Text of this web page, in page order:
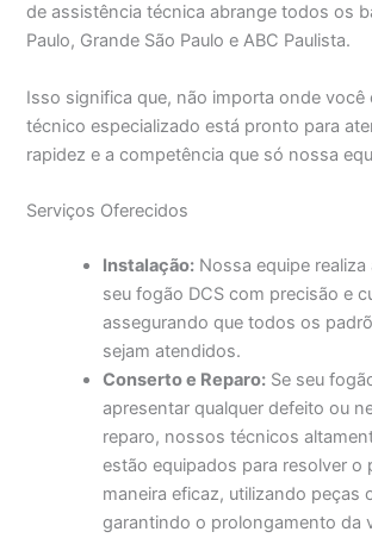
de assistência técnica abrange todos os
Paulo, Grande São Paulo e ABC Paulista.
Isso significa que, não importa onde você
técnico especializado está pronto para
rapidez e a competência que só nossa
Serviços Oferecidos
Instalação: Nossa equipe
seu fogão DCS com precisão e
assegurando que todos os
sejam atendidos.
Conserto e Reparo: Se seu
apresentar qualquer defeito ou
reparo, nossos técnicos
estão equipados para resolver o
maneira eficaz, utilizando peças
garantindo o prolongamento da